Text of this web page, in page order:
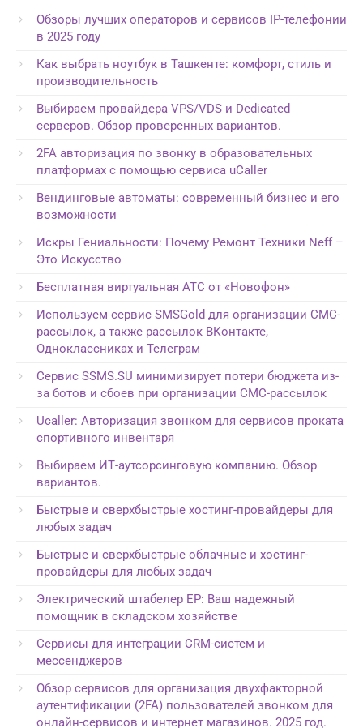
Обзоры лучших операторов и сервисов IP-телефонии
в 2025 году
Как выбрать ноутбук в Ташкенте: комфорт, стиль и
производительность
Выбираем провайдера VPS/VDS и Dedicated
серверов. Обзор проверенных вариантов.
2FA авторизация по звонку в образовательных
платформах с помощью сервиса uCaller
Вендинговые автоматы: современный бизнес и его
возможности
Искры Гениальности: Почему Ремонт Техники Neff –
Это Искусство
Бесплатная виртуальная АТС от «Новофон»
Используем сервис SMSGold для организации СМС-
рассылок, а также рассылок ВКонтакте,
Одноклассниках и Телеграм
Сервис SSMS.SU минимизирует потери бюджета из-
за ботов и сбоев при организации СМС-рассылок
Ucaller: Авторизация звонком для сервисов проката
спортивного инвентаря
Выбираем ИТ-аутсорсинговую компанию. Обзор
вариантов.
Быстрые и сверхбыстрые хостинг-провайдеры для
любых задач
Быстрые и сверхбыстрые облачные и хостинг-
провайдеры для любых задач
Электрический штабелер EP: Ваш надежный
помощник в складском хозяйстве
Сервисы для интеграции CRM-систем и
мессенджеров
Обзор сервисов для организация двухфакторной
аутентификации (2FA) пользователей звонком для
онлайн-сервисов и интернет магазинов. 2025 год.